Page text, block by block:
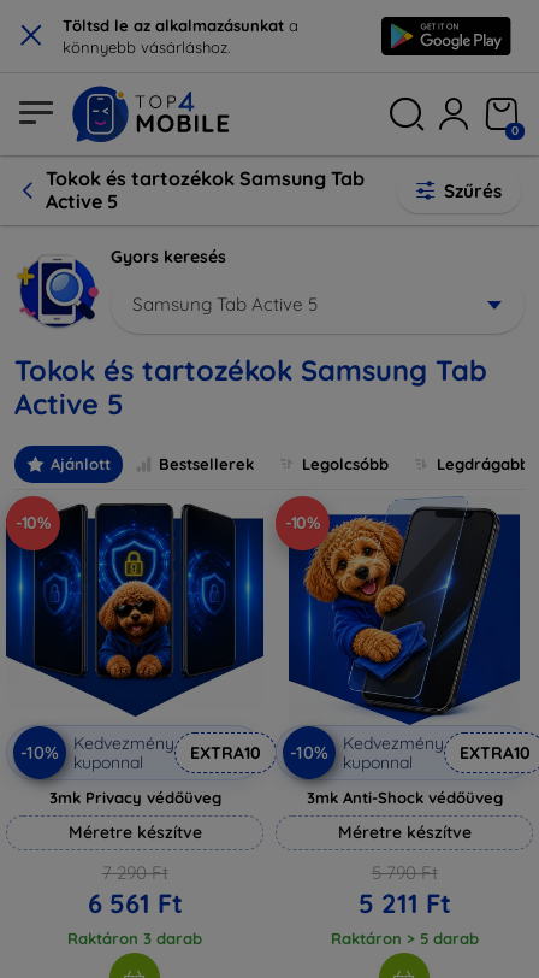
× Töltsd le az alkalmazásunkat a
könnyebb vásárláshoz.
0
Tokok és tartozékok Samsung Tab
Active 5
Szűrés
Gyors keresés
Samsung Tab Active 5
Tokok és tartozékok Samsung Tab
Active 5
Ajánlott Bestsellerek Legolcsóbb Legdrágabb
-10%
-10%
Kedvezmény
kuponnal
EXTRA10
3mk Privacy védőüveg
Méretre készítve
7 290 Ft
6 561 Ft
Raktáron 3 darab
-10%
-10%
Kedvezmény
kuponnal
EXTRA10
3mk Anti-Shock védőüveg
Méretre készítve
5 790 Ft
5 211 Ft
Raktáron > 5 darab